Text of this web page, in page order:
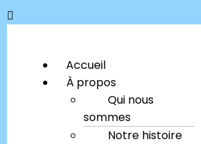
Accueil
À propos
Qui nous
sommes
Notre histoire